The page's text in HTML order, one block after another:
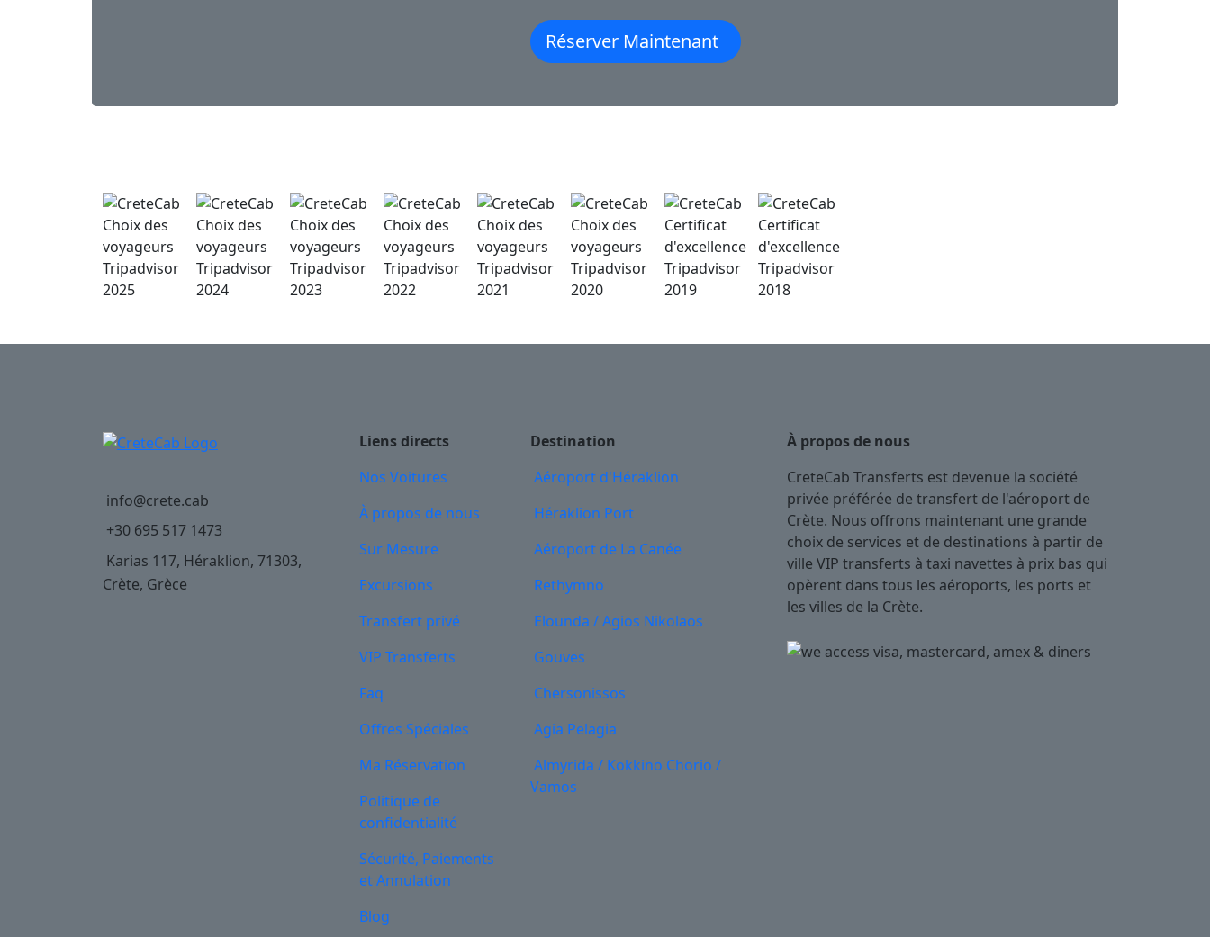
Réserver Maintenant
info@crete.cab
+30 695 517 1473
Karias 117, Héraklion, 71303,
Crète, Grèce
Liens directs
Nos Voitures
À propos de nous
Sur Mesure
Excursions
Transfert privé
VIP Transferts
Faq
Offres Spéciales
Ma Réservation
Politique de
confidentialité
Sécurité, Paiements
et Annulation
Blog
Destination
Aéroport d'Héraklion
Héraklion Port
Aéroport de La Canée
Rethymno
Elounda / Agios Nikolaos
Gouves
Chersonissos
Agia Pelagia
Almyrida / Kokkino Chorio /
Vamos
À propos de nous
CreteCab Transferts est devenue la société
privée préférée de transfert de l'aéroport de
Crète. Nous offrons maintenant une grande
choix de services et de destinations à partir de
ville VIP transferts à taxi navettes à prix bas qui
opèrent dans tous les aéroports, les ports et
les villes de la Crète.